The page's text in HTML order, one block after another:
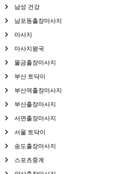
남성 건강
남포동출장마사지
마사지
마사지왕국
물금출장마사지
부산 토닥이
부산역출장마사지
부산출장마사지
서면출장마사지
서울 토닥이
송도출장마사지
스포츠중계